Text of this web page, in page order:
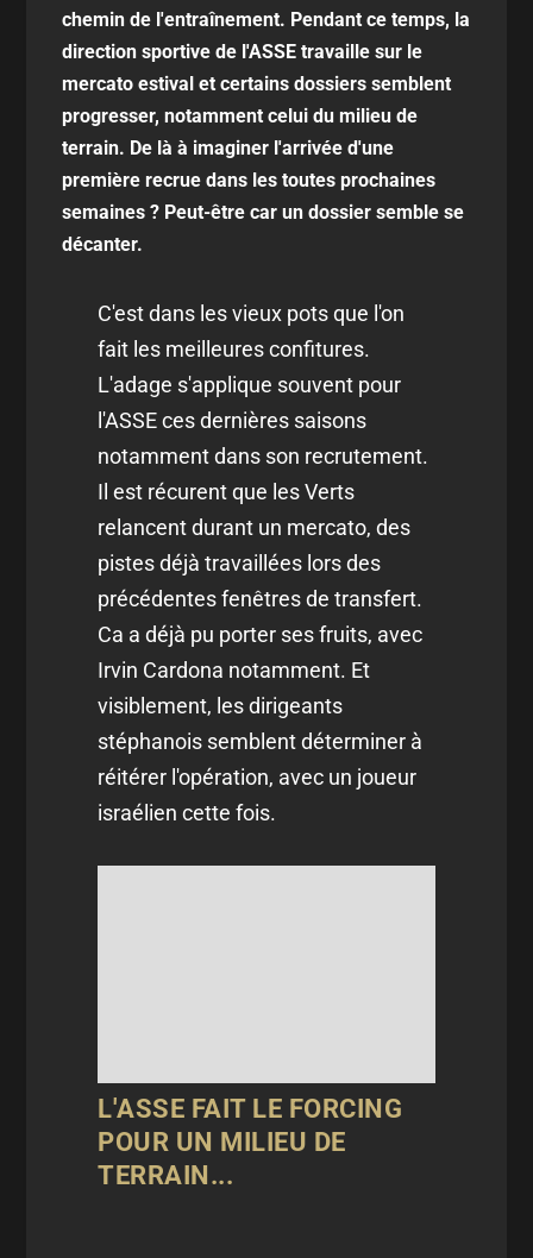
chemin de l'entraînement. Pendant ce temps, la
direction sportive de l'ASSE travaille sur le
mercato estival et certains dossiers semblent
progresser, notamment celui du milieu de
terrain. De là à imaginer l'arrivée d'une
première recrue dans les toutes prochaines
semaines ? Peut-être car un dossier semble se
décanter.
C'est dans les vieux pots que l'on
fait les meilleures confitures.
L'adage s'applique souvent pour
l'ASSE ces dernières saisons
notamment dans son recrutement.
Il est récurent que les Verts
relancent durant un mercato, des
pistes déjà travaillées lors des
précédentes fenêtres de transfert.
Ca a déjà pu porter ses fruits, avec
Irvin Cardona notamment. Et
visiblement, les dirigeants
stéphanois semblent déterminer à
réitérer l'opération, avec un joueur
israélien cette fois.
L'ASSE FAIT LE FORCING
POUR UN MILIEU DE
TERRAIN...